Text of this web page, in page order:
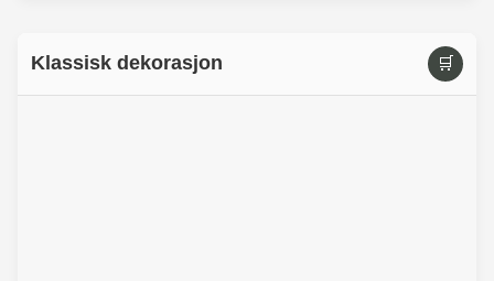
Klassisk dekorasjon 🛒